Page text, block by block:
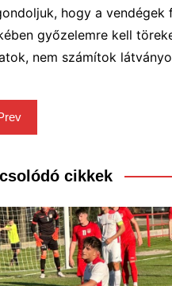
hogy a vendégek
győzelemre kell
nem számítok
cikkek